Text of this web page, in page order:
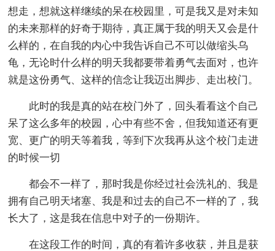
想走，想就这样继续的呆在校园里，可是我又是对未知
的未来那样的好奇于期待，真正属于我的明天又会是什
么样的，在自我的内心中我告诉自己不可以做缩头乌
龟，无论时什么样的明天我都要带着勇气去面对，也许
就是这份勇气、这样的信念让我迈出脚步、走出校门。
此时的我是真的站在校门外了，回头看看这个自己
呆了这么多年的校园，心中有些不舍，但我知道还有更
宽、更广的明天等着我，等到下次我再从这个校门走进
的时候一切
都会不一样了，那时我是你经过社会洗礼的、我是
拥有自己明天堵塞、我是和过去的自己不一样的了，我
长大了，这是我在信息中对子的一份期许。
在这段工作的时间，真的有着许多收获，并且是获